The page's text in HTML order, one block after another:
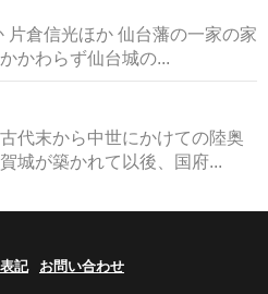
倉信光ほか 仙台藩の一家の家
かわらず仙台城の...
代末から中世にかけての陸奥
城が築かれて以後、国府...
記 お問い合わせ